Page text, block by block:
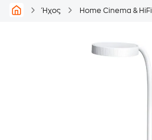
Ήχος Home Cinema & HiFi